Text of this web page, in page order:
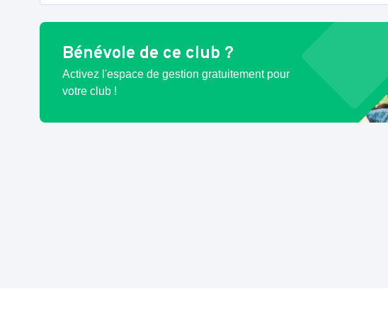
Bénévole de ce club ?
Activez l'espace de gestion gratuitement pour
votre club !